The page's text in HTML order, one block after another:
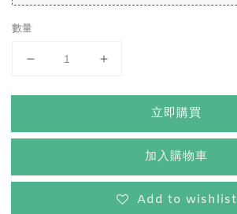
數量
立即購買
加入購物車
Add to wishlist